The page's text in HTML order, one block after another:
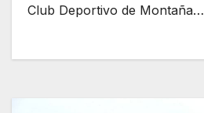
Club Deportivo de Montaña…